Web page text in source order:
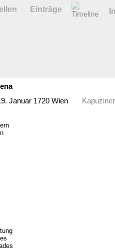
Januar 1720 Wien
Einträge